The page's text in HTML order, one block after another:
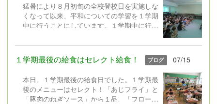
せＤａｙは、９月２４日（木）からスター
ト。またステキな本やお話と出会えますよう
に。
猛暑により８月初旬の全校登校日を実施しな
くなって以来、平和についての学習を１学期
中に行うことにしています。１学期中に行う
「戦争」や「平和」に関する番組を、それぞ
れの児童が思いを持ちながら視聴し、平和に
ついて考えを深められるようになればという
習を行いました。米倉斉加年 作の絵本「お
となになれなかった弟たちに...」を題材に、
１学期最後の給食はセレクト給食！ ブログ 07/15
本日、１学期最後の給食日でした。１学期最
後のメニューはセレクト！「あじフライ」と
「豚肉のねぎソース」から１品、「フローズ